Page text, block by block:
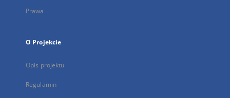
Prawa
O Projekcie
Opis projektu
Regulamin